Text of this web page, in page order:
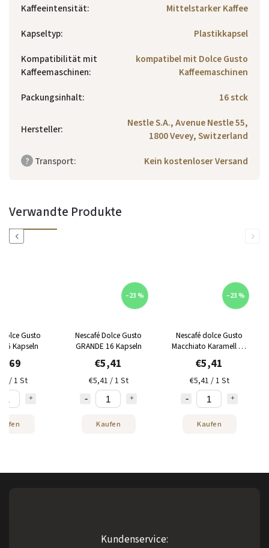
Kaffeeintensität:
Mittelstarker Kaffee
Kapseltyp:
Plastikkapsel
Kompatibilität mit
Kaffeemaschinen:
kompatibel mit Dolce Gusto
Kaffeemaschinen
Packungsinhalt: 16 stck
Hersteller:
Nestle S.A., Avenue Nestle 55,
1800 Vevey, Switzerland
? Transport: Kein kostenloser Versand
Verwandte Produkte
Previous
Gusto
16 Kapseln
/ 1 St
–23 %
Nescafé Dolce Gusto
GRANDE 16 Kapseln
€5,41
€5,41 / 1 St
Kaufen
–23 %
Nescafé dolce Gusto
Macchiato Karamell 16
Kapseln
€5,41
€5,41 / 1 St
Kaufen
Next
Kundenservice: